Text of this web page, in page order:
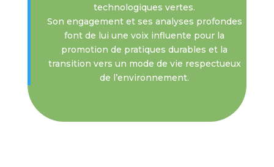
technologiques vertes.
Son engagement et ses analyses profondes
font de lui une voix influente pour la
promotion de pratiques durables et la
transition vers un mode de vie respectueux
de l’environnement.